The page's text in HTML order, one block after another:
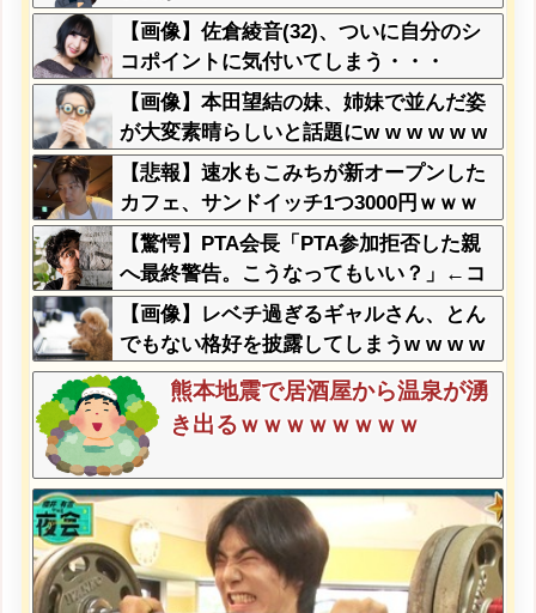
【画像】佐倉綾音(32)、ついに自分のシ
コポイントに気付いてしまう・・・
【画像】本田望結の妹、姉妹で並んだ姿
が大変素晴らしいと話題にw w w w w w
w【悲報】速水もこみちが新オープンした
カフェ、サンドイッチ1つ3000円ｗｗｗ
ｗｗｗｗｗｗｗｗｗｗ
【驚愕】PTA会長「PTA参加拒否した親
へ最終警告。こうなってもいい？」←コ
レはどっちが悪いのか？大論争が巻き起
こってしまう…
【画像】レベチ過ぎるギャルさん、とん
でもない格好を披露してしまうw w w w
w w w
熊本地震で居酒屋から温泉が湧
き出るｗｗｗｗｗｗｗｗ